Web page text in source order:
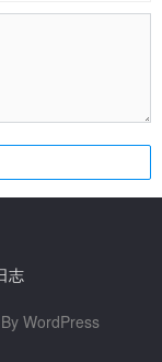
志
WordPress